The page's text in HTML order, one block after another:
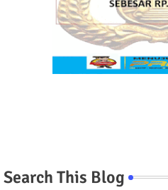
Search This Blog